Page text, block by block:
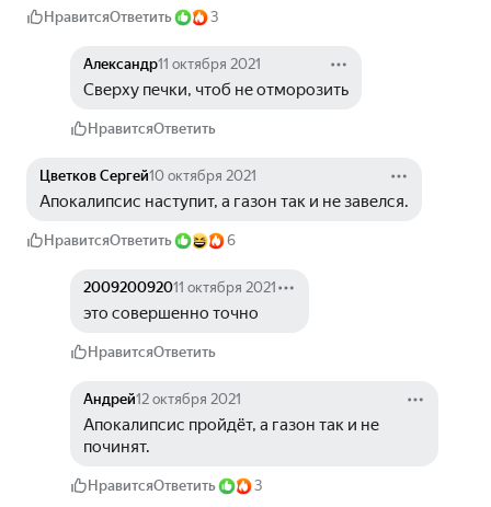
НравитсяОтветить 3
Александр11 октября 2021
Сверху печки, чтоб не отморозить
НравитсяОтветить
Цветков Сергей10 октября 2021
Апокалипсис наступит, а газон так и не завелся.
НравитсяОтветить 6
200920092011 октября 2021
это совершенно точно
НравитсяОтветить
Андрей12 октября 2021
Апокалипсис пройдёт, а газон так и не
починят.
НравитсяОтветить 3